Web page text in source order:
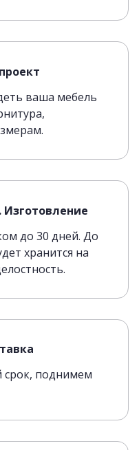
ваша мебель
Изготовление
до 30 дней. До
хранится на
срок, поднимем